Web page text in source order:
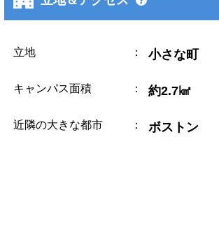
立地 ： 小さな町
キャンパス面積 ： 約2.7㎢
近隣の大きな都市 ： ボストン